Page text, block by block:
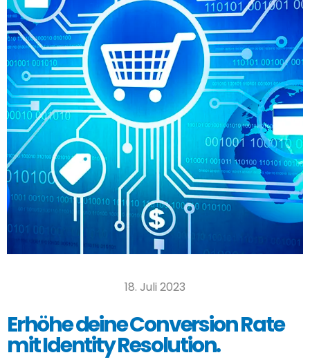
18. Juli 2023
Erhöhe deine Conversion Rate
mit Identity Resolution.